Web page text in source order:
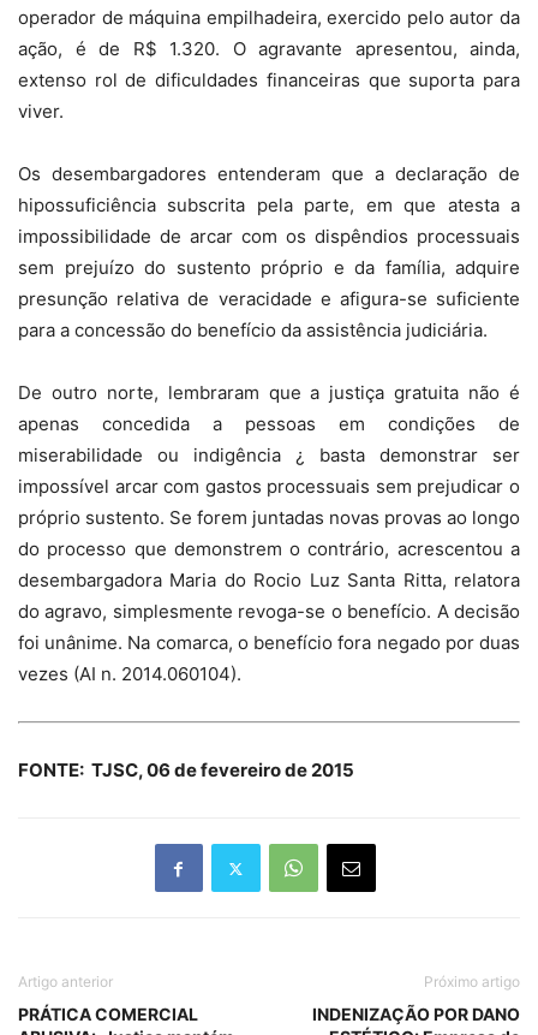
operador de máquina empilhadeira, exercido pelo autor da
ação, é de R$ 1.320. O agravante apresentou, ainda,
extenso rol de dificuldades financeiras que suporta para
viver.
Os desembargadores entenderam que a declaração de
hipossuficiência subscrita pela parte, em que atesta a
impossibilidade de arcar com os dispêndios processuais
sem prejuízo do sustento próprio e da família, adquire
presunção relativa de veracidade e afigura-se suficiente
para a concessão do benefício da assistência judiciária.
De outro norte, lembraram que a justiça gratuita não é
apenas concedida a pessoas em condições de
miserabilidade ou indigência ¿ basta demonstrar ser
impossível arcar com gastos processuais sem prejudicar o
próprio sustento. Se forem juntadas novas provas ao longo
do processo que demonstrem o contrário, acrescentou a
desembargadora Maria do Rocio Luz Santa Ritta, relatora
do agravo, simplesmente revoga-se o benefício. A decisão
foi unânime. Na comarca, o benefício fora negado por duas
vezes (AI n. 2014.060104).
FONTE: TJSC, 06 de fevereiro de 2015
Artigo anterior
PRÁTICA COMERCIAL
Próximo artigo
INDENIZAÇÃO POR DANO